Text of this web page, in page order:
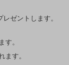
ゼントします。
す。
ます。